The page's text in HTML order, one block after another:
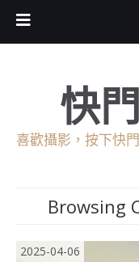
快
喜歡攝影，按下快
Browsing
2025-04-06